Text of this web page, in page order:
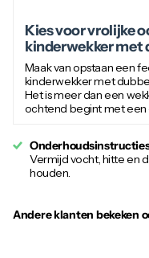
Kies voor vrolijke
kinderwekker met
Maak van opstaan een
kinderwekker met
Het is meer dan een
ochtend begint met een
Vermijd vocht, hitte en
houden.
Andere klanten bekeken